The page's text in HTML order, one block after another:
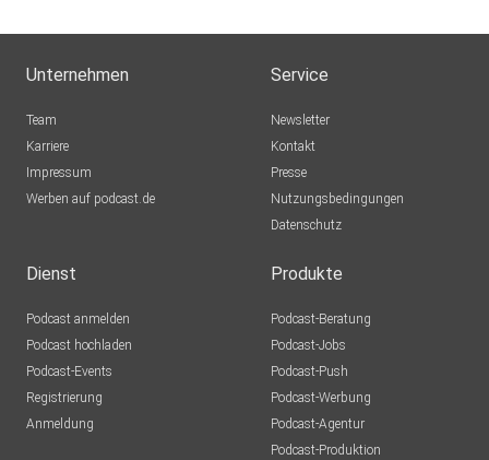
Unternehmen
Team
Karriere
Impressum
Werben auf podcast.de
Service
Newsletter
Kontakt
Presse
Nutzungsbedingungen
Datenschutz
Dienst
Podcast anmelden
Podcast hochladen
Podcast-Events
Registrierung
Anmeldung
Produkte
Podcast-Beratung
Podcast-Jobs
Podcast-Push
Podcast-Werbung
Podcast-Agentur
Podcast-Produktion